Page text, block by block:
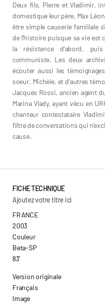
Deux fils, Pierre et Vladimir,
domestique leur père, Max
être simple causerie familiale
de l’histoire puisque sa vie est
la résistance d’abord,
communiste. Les deux
écouter aussi les
soeur, Michèle, et d’autres
Jacques Rossi, ancien agent
Marina Vlady, ayant vécu en
chanteur contestataire
filtre de conversations qui
cause.
FICHE TECHNIQUE
Ajoutez votre titre ici
FRANCE
2003
Couleur
Beta-SP
83’
Version originale
Français
Image